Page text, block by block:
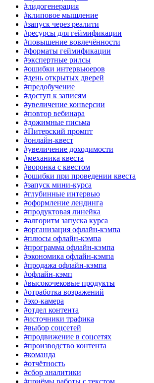
#лидогенерация
#клиповое мышление
#запуск через реалити
#ресурсы для геймификации
#повышение вовлечённости
#форматы геймификации
#экспертные рилсы
#ошибки интервьюеров
#день открытых дверей
#предобучение
#доступ к записям
#увеличение конверсии
#повтор вебинара
#дожимные письма
#Питерский промпт
#онлайн-квест
#увеличение доходимости
#механика квеста
#воронка с квестом
#ошибки при проведении квеста
#запуск мини-курса
#глубинные интервью
#оформление лендинга
#продуктовая линейка
#алгоритм запуска курса
#организация офлайн-кэмпа
#плюсы офлайн-кэмпа
#программа офлайн-кэмпа
#экономика офлайн-кэмпа
#продажа офлайн-кэмпа
#офлайн-кэмп
#высокочековые продукты
#отработка возражений
#эхо-камера
#отдел контента
#источники трафика
#выбор соцсетей
#продвижение в соцсетях
#производство контента
#команда
#отчётность
#сбор аналитики
#приёмы работы с текстом